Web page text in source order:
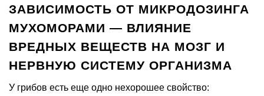
ЗАВИСИМОСТЬ ОТ МИКРОДОЗИНГА
МУХОМОРАМИ — ВЛИЯНИЕ
ВРЕДНЫХ ВЕЩЕСТВ НА МОЗГ И
НЕРВНУЮ СИСТЕМУ ОРГАНИЗМА
У грибов есть еще одно нехорошее свойство: